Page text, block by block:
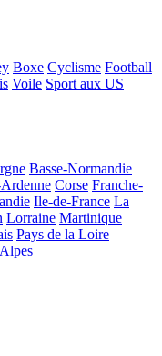
Boxe Cyclisme Football
Voile Sport aux US
Basse-Normandie
Corse Franche-
Ile-de-France La
Lorraine Martinique
Pays de la Loire